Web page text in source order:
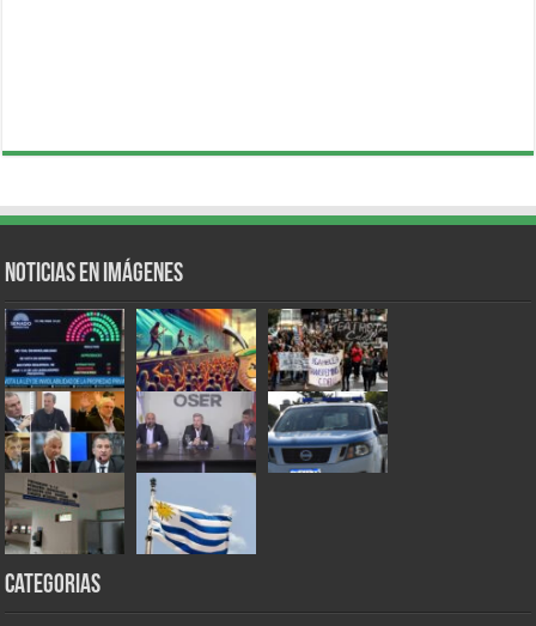
Noticias en Imágenes
Categorias